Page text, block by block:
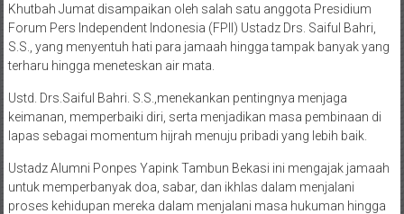
Khutbah Jumat disampaikan oleh salah satu anggota Presidium
Forum Pers Independent Indonesia (FPII) Ustadz Drs. Saiful Bahri,
S.S., yang menyentuh hati para jamaah hingga tampak banyak yang
terharu hingga meneteskan air mata.
Ustd. Drs.Saiful Bahri. S.S.,menekankan pentingnya menjaga
keimanan, memperbaiki diri, serta menjadikan masa pembinaan di
lapas sebagai momentum hijrah menuju pribadi yang lebih baik.
Ustadz Alumni Ponpes Yapink Tambun Bekasi ini mengajak jamaah
untuk memperbanyak doa, sabar, dan ikhlas dalam menjalani
proses kehidupan mereka dalam menjalani masa hukuman hingga